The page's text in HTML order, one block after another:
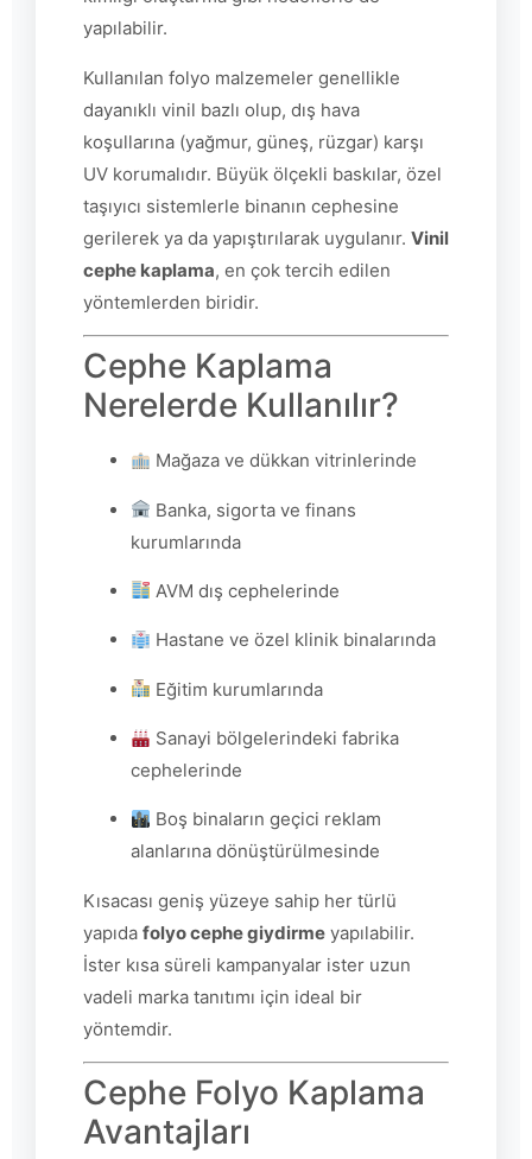
yapılabilir.
Kullanılan folyo malzemeler genellikle
dayanıklı vinil bazlı olup, dış hava
koşullarına (yağmur, güneş, rüzgar) karşı
UV korumalıdır. Büyük ölçekli baskılar, özel
taşıyıcı sistemlerle binanın cephesine
gerilerek ya da yapıştırılarak uygulanır. Vinil
cephe kaplama, en çok tercih edilen
yöntemlerden biridir.
Cephe Kaplama
Nerelerde Kullanılır?
Mağaza ve dükkan vitrinlerinde
Banka, sigorta ve finans
kurumlarında
AVM dış cephelerinde
Hastane ve özel klinik binalarında
Eğitim kurumlarında
Sanayi bölgelerindeki fabrika
cephelerinde
Boş binaların geçici reklam
alanlarına dönüştürülmesinde
Kısacası geniş yüzeye sahip her türlü
yapıda folyo cephe giydirme yapılabilir.
İster kısa süreli kampanyalar ister uzun
vadeli marka tanıtımı için ideal bir
yöntemdir.
Cephe Folyo Kaplama
Avantajları